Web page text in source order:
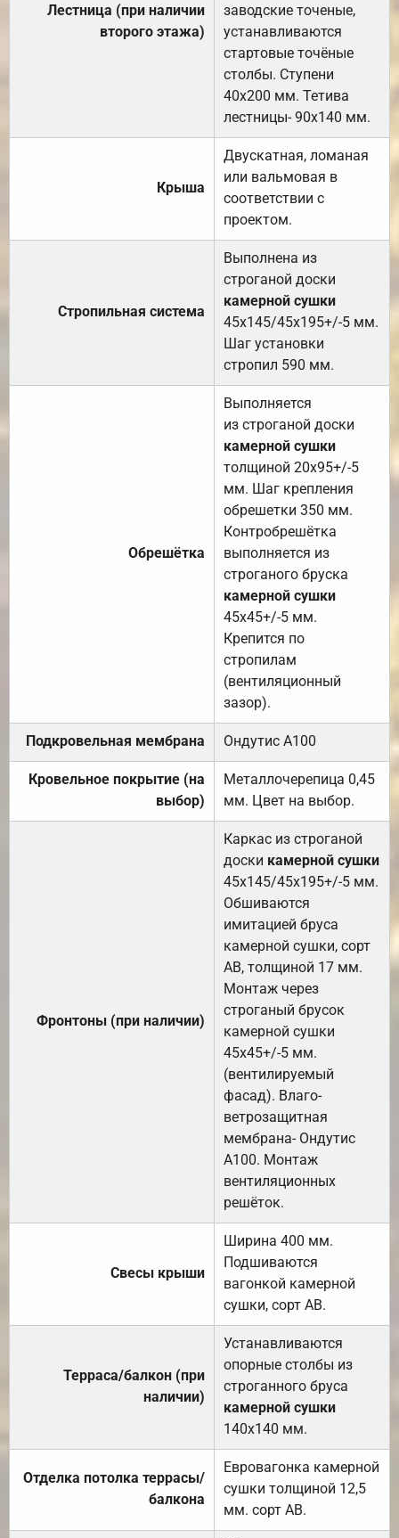
Лестница (при наличии
второго этажа)
заводские точеные,
устанавливаются
стартовые точёные
столбы. Ступени
40х200 мм. Тетива
лестницы- 90х140 мм.
Крыша
Двускатная, ломаная
или вальмовая в
соответствии с
проектом.
Стропильная система
Выполнена из
строганой доски
камерной сушки
45х145/45х195+/-5 мм.
Шаг установки
стропил 590 мм.
Обрешётка
Выполняется
из строганой доски
камерной сушки
толщиной 20х95+/-5
мм. Шаг крепления
обрешетки 350 мм.
Контробрешётка
выполняется из
строганого бруска
камерной сушки
45х45+/-5 мм.
Крепится по
стропилам
(вентиляционный
зазор).
Подкровельная мембрана Ондутис А100
Кровельное покрытие (на
выбор)
Металлочерепица 0,45
мм. Цвет на выбор.
Фронтоны (при наличии)
Каркас из строганой
доски камерной сушки
45х145/45х195+/-5 мм.
Обшиваются
имитацией бруса
камерной сушки, сорт
АВ, толщиной 17 мм.
Монтаж через
строганый брусок
камерной сушки
45х45+/-5 мм.
(вентилируемый
фасад). Влаго-
ветрозащитная
мембрана- Ондутис
А100. Монтаж
вентиляционных
решёток.
Свесы крыши
Ширина 400 мм.
Подшиваются
вагонкой камерной
сушки, сорт АВ.
Терраса/балкон (при
наличии)
Устанавливаются
опорные столбы из
строганного бруса
камерной сушки
140х140 мм.
Отделка потолка террасы/
балкона
Евровагонка камерной
сушки толщиной 12,5
мм. сорт АВ.